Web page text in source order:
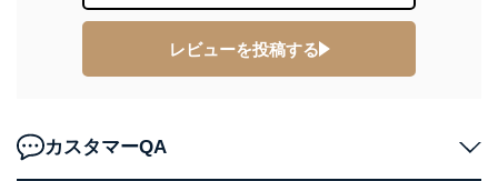
レビューを投稿する
カスタマーQA